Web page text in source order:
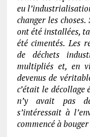
eu
changer les
ont été installées,
été cimentés. Les
de déchets
multipliés et, en
devenus de
c’était le
n’y avait pas
s’intéressait à
commencé à